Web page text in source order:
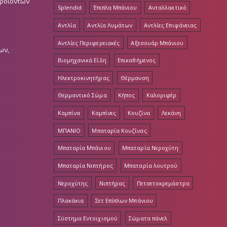
Splendid Έπιπλα Μπάνιου Ανταλλακτικό
Αντλία Αντλία Λυμάτων Αντλίες Επιφάνειας
Αντλίες Περιφερειακές Αξεσουάρ Μπάνιου
Βιομηχανικά Είδη Επικαθήμενος
Ηλεκτροκινητήρας Θέρμανση
Θερμαντικό Σώμα Κήπος Καλοριφέρ
Καμπίνα Καμπίνες Κουζίνα Λεκάνη
ΜΠΑΝΙΟ Μπαταρία Κουζίνας
Μπαταρία Μπάνιου Μπαταρία Νεροχύτη
Μπαταρία Νιπτήρος Μπαταρία λουτρού
Νεροχύτης Νιπτήρας Πετσετοκρεμάστρα
Πλακάκια Σετ Επίπλων Μπάνιου
Σύστημα Εντοιχισμού Σώματα πάνελ